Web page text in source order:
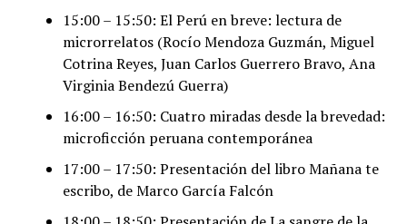
15:00 – 15:50: El Perú en breve: lectura de
microrrelatos (Rocío Mendoza Guzmán, Miguel
Cotrina Reyes, Juan Carlos Guerrero Bravo, Ana
Virginia Bendezú Guerra)
16:00 – 16:50: Cuatro miradas desde la brevedad:
microficción peruana contemporánea
17:00 – 17:50: Presentación del libro Mañana te
escribo, de Marco García Falcón